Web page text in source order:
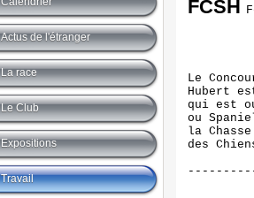
FCSH
Le
Hubert
qui est
ou
la
des
Actus de l'étranger
La race
Le Club
Expositions
Travail